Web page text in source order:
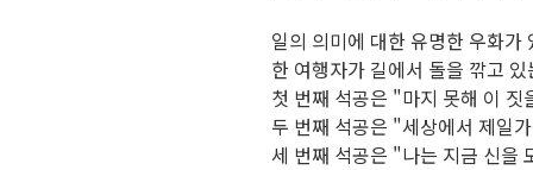
일의 의미에 대한 유명한 우화가
한 여행자가 길에서 돌을 깎고
첫 번째 석공은 "마지 못해 이 짓
두 번째 석공은 "세상에서 제일
세 번째 석공은 "나는 지금 신을